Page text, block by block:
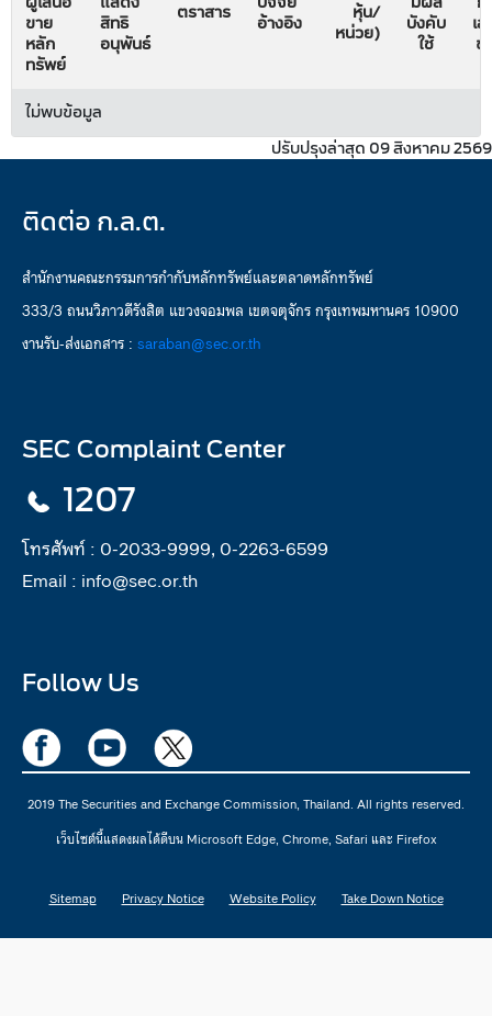
ขาย
หลัก
ทรัพย์
สิทธิ
อนุพันธ์
ตราสาร
อ้างอิง
หุ้น/
หน่วย)
บังคับ
ใช้
เ
ข
ไม่พบข้อมูล
ปรับปรุงล่าสุด 09 สิงหาคม 2569
ติดต่อ ก.ล.ต.
สำนักงานคณะกรรมการกำกับหลักทรัพย์และตลาดหลักทรัพย์
333/3 ถนนวิภาวดีรังสิต แขวงจอมพล เขตจตุจักร กรุงเทพมหานคร 10900
งานรับ-ส่งเอกสาร : saraban@sec.or.th
SEC Complaint Center
1207
โทรศัพท์ : 0-2033-9999, 0-2263-6599
Email : info@sec.or.th
Follow Us
2019 The Securities and Exchange Commission, Thailand. All rights reserved.
เว็บไซต์นี้แสดงผลได้ดีบน Microsoft Edge, Chrome, Safari และ Firefox
Sitemap Privacy Notice Website Policy Take Down Notice